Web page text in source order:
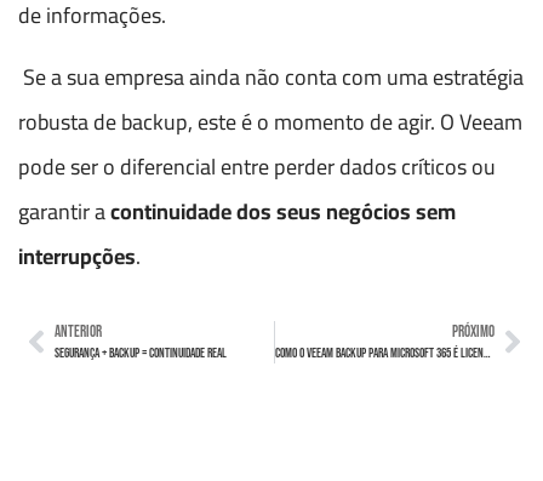
de informações.
Se a sua empresa ainda não conta com uma estratégia
robusta de backup, este é o momento de agir. O Veeam
pode ser o diferencial entre perder dados críticos ou
garantir acontinuidade dos seus negócios sem
interrupções.
ANTERIOR
Segurança + Backup = Continuidade Real
PRÓXIMO
Como o Veeam Backup para Microsoft 365 é licenciado?